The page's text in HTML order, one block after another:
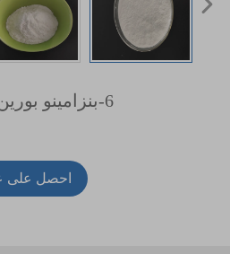
6-بنزامينو بورين (6BA)
احصل